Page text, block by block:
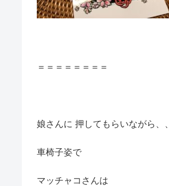
＝＝＝＝＝＝＝＝
娘さんに 押してもらいながら、、
車椅子姿で
マッチャコさんは